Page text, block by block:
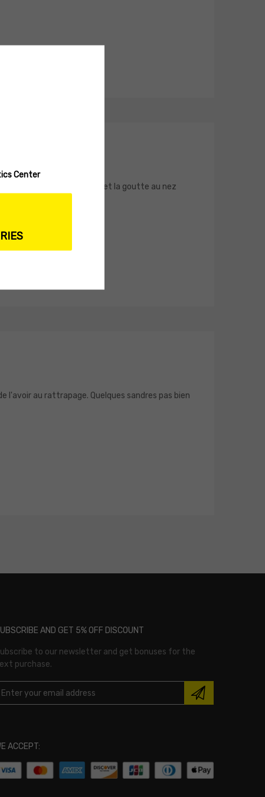
s'est regroupé en boule, et la goutte au nez
[...]
l'avoir au rattrapage. Quelques sandres pas bien
AND GET 5% OFF DISCOUNT
to our newsletter and get bonuses for the
purchase.
ACCEPT:
Center